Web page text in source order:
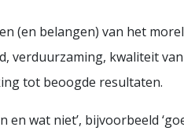
(en belangen) van het
verduurzaming, kwaliteit
tot beoogde resultaten.
wat niet’, bijvoorbeeld